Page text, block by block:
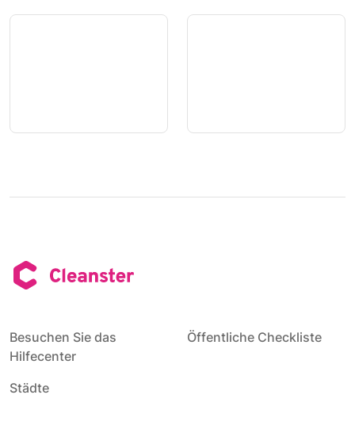
Besuchen Sie das
Hilfecenter
Öffentliche Checkliste
Städte